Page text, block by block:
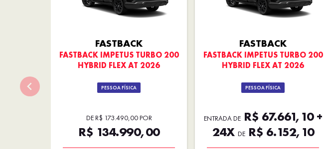
FASTBACK
FASTBACK IMPETUS TURBO 200
HYBRID FLEX AT 2026
PESSOA FÍSICA
DE R$ 173.490,00 POR
R$ 134.990,00
FASTBACK
FASTBACK IMPETUS TURBO 200
HYBRID FLEX AT 2026
PESSOA FÍSICA
ENTRADA DER$ 67.661,10 +
24X DER$ 6.152,10